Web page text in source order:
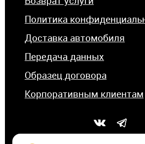
Политика
Доставка автомобиля
Передача данных
Образец договора
Корпоративным клиентам